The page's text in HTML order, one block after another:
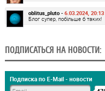
oblitus_pluto - 6.03.2024, 20:13
Блог супер, побільше б таких!
ПОДПИСАТЬСЯ НА НОВОСТИ:
Подписка по E-Mail - новости